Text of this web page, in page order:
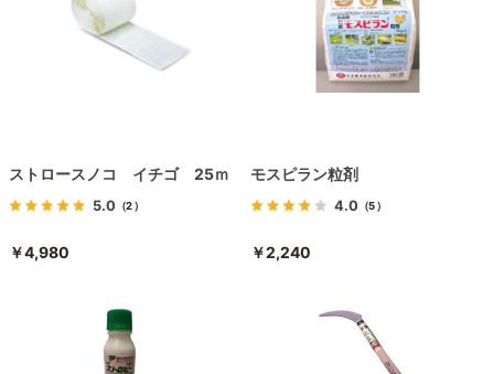
ストロースノコ イチゴ 25ｍ
5.0 （2）
￥4,980
モスピラン粒剤
4.0 （5）
￥2,240